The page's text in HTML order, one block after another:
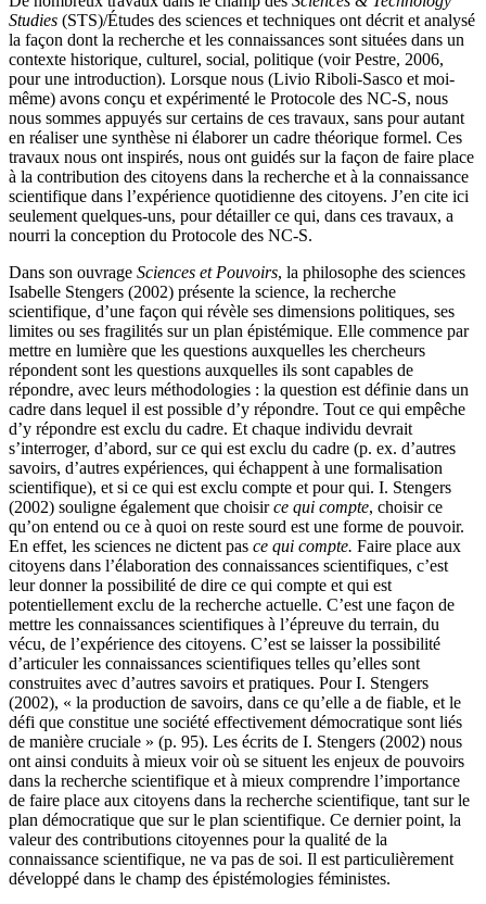
Studies (STS)/Études des sciences et techniques ont décrit et analysé
la façon dont la recherche et les connaissances sont situées dans un
contexte historique, culturel, social, politique (voir Pestre, 2006,
pour une introduction). Lorsque nous (Livio Riboli-Sasco et moi-
même) avons conçu et expérimenté le Protocole des NC-S, nous
nous sommes appuyés sur certains de ces travaux, sans pour autant
en réaliser une synthèse ni élaborer un cadre théorique formel. Ces
travaux nous ont inspirés, nous ont guidés sur la façon de faire place
à la contribution des citoyens dans la recherche et à la connaissance
scientifique dans l’expérience quotidienne des citoyens. J’en cite ici
seulement quelques-uns, pour détailler ce qui, dans ces travaux, a
nourri la conception du Protocole des NC-S.
Dans son ouvrage Sciences et Pouvoirs, la philosophe des sciences
Isabelle Stengers (2002) présente la science, la recherche
scientifique, d’une façon qui révèle ses dimensions politiques, ses
limites ou ses fragilités sur un plan épistémique. Elle commence par
mettre en lumière que les questions auxquelles les chercheurs
répondent sont les questions auxquelles ils sont capables de
répondre, avec leurs méthodologies : la question est définie dans un
cadre dans lequel il est possible d’y répondre. Tout ce qui empêche
d’y répondre est exclu du cadre. Et chaque individu devrait
s’interroger, d’abord, sur ce qui est exclu du cadre (p. ex. d’autres
savoirs, d’autres expériences, qui échappent à une formalisation
scientifique), et si ce qui est exclu compte et pour qui. I. Stengers
(2002) souligne également que choisirce qui compte, choisir ce
qu’on entend ou ce à quoi on reste sourd est une forme de pouvoir.
En effet, les sciences ne dictent pas ce qui compte. Faire place aux
citoyens dans l’élaboration des connaissances scientifiques, c’est
leur donner la possibilité de dire ce qui compte et qui est
potentiellement exclu de la recherche actuelle. C’est une façon de
mettre les connaissances scientifiques à l’épreuve du terrain, du
vécu, de l’expérience des citoyens. C’est se laisser la possibilité
d’articuler les connaissances scientifiques telles qu’elles sont
construites avec d’autres savoirs et pratiques. Pour I. Stengers
(2002), « la production de savoirs, dans ce qu’elle a de fiable, et le
défi que constitue une société effectivement démocratique sont liés
de manière cruciale » (p. 95). Les écrits de I. Stengers (2002) nous
ont ainsi conduits à mieux voir où se situent les enjeux de pouvoirs
dans la recherche scientifique et à mieux comprendre l’importance
de faire place aux citoyens dans la recherche scientifique, tant sur le
plan démocratique que sur le plan scientifique. Ce dernier point, la
valeur des contributions citoyennes pour la qualité de la
connaissance scientifique, ne va pas de soi. Il est particulièrement
développé dans le champ des épistémologies féministes.